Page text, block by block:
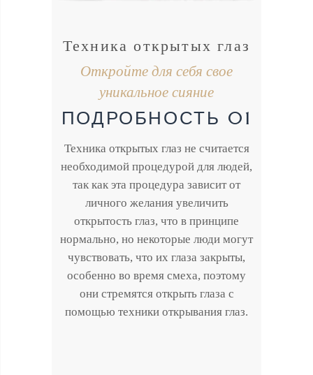
Техника открытых глаз
Откройте для себя свое
уникальное сияние
ПОДРОБНОСТЬ 01
Техника открытых глаз не считается
необходимой процедурой для людей,
так как эта процедура зависит от
личного желания увеличить
открытость глаз, что в принципе
нормально, но некоторые люди могут
чувствовать, что их глаза закрыты,
особенно во время смеха, поэтому
они стремятся открыть глаза с
помощью техники открывания глаз.